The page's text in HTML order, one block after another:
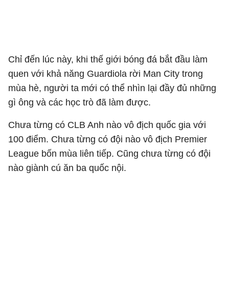
Chỉ đến lúc này, khi thế giới bóng đá bắt đầu làm
quen với khả năng Guardiola rời Man City trong
mùa hè, người ta mới có thể nhìn lại đầy đủ những
gì ông và các học trò đã làm được.
Chưa từng có CLB Anh nào vô địch quốc gia với
100 điểm. Chưa từng có đội nào vô địch Premier
League bốn mùa liên tiếp. Cũng chưa từng có đội
nào giành cú ăn ba quốc nội.